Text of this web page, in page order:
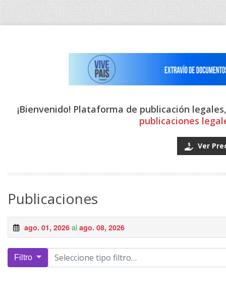
¡Bienvenido! Plataforma de publicación
publicaciones
Ver
Publicaciones
ago. 01, 2026 al ago. 08, 2026
Filtro